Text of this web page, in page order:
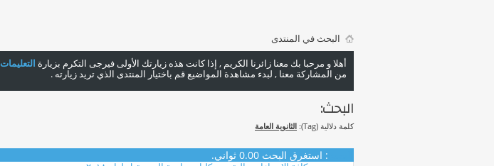
البحث في المنتدى
أهلا و مرحبا بك معنا زائرنا الكريم , إذا كانت هذه زيارتك الأولى فيرجى التكرم بزيارة التعليمات
من المشاركة معنا , لبدء مشاهدة المواضيع قم باختيار المنتدى الذي تريد زيارته .
البحث:
كلمة دلالية (Tag): الثانوية العامة
: استغرق البحث 0.00 ثواني.